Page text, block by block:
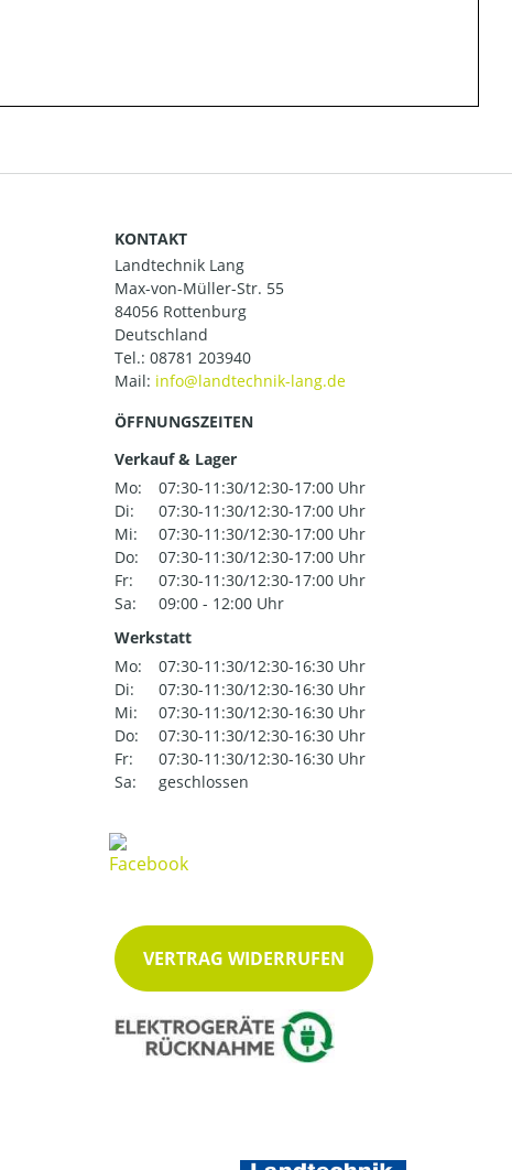
KONTAKT
Landtechnik Lang
Max-von-Müller-Str. 55
84056 Rottenburg
Deutschland
Tel.: 08781 203940
Mail:
ÖFFNUNGSZEITEN
Verkauf & Lager
Mo:
07:30-11:30/12:30-17:00 Uhr
Di:
07:30-11:30/12:30-17:00 Uhr
Mi:
07:30-11:30/12:30-17:00 Uhr
Do:
07:30-11:30/12:30-17:00 Uhr
Fr:
07:30-11:30/12:30-17:00 Uhr
Sa:
09:00 - 12:00 Uhr
Werkstatt
Mo:
07:30-11:30/12:30-16:30 Uhr
Di:
07:30-11:30/12:30-16:30 Uhr
Mi:
07:30-11:30/12:30-16:30 Uhr
Do:
07:30-11:30/12:30-16:30 Uhr
Fr:
07:30-11:30/12:30-16:30 Uhr
Sa:
geschlossen
VERTRAG WIDERRUFEN